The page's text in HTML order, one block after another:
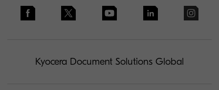
Kyocera Document Solutions Global